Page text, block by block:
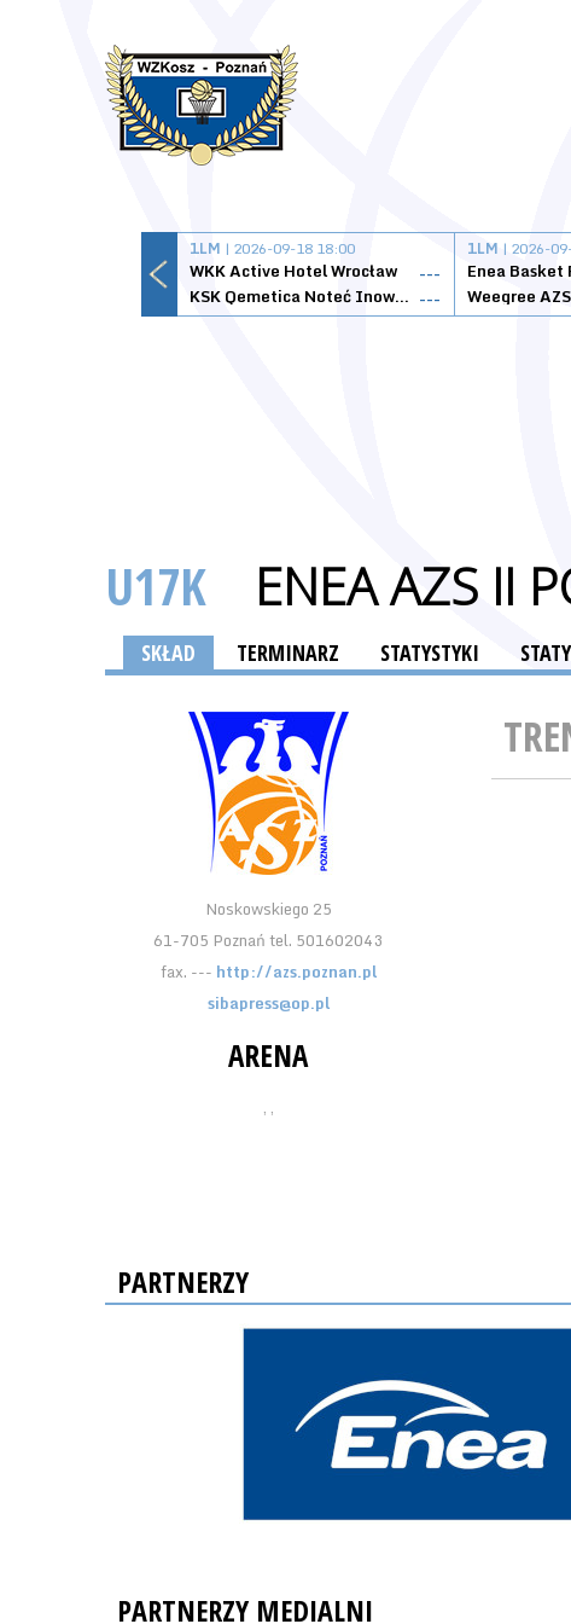
1LM | 2026-09-18 18:00
WKK Active Hotel Wrocław
---
KSK Qemetica Noteć Inowrocław ---
1LM | 2026-
Enea Basket
U17K ENEA AZS II
SKŁAD TERMINARZ STATYSTYKI
Noskowskiego 25
61-705 Poznań tel. 501602043
fax. --- http://azs.poznan.pl
sibapress@op.pl
ARENA
, ,
PARTNERZY
PARTNERZY MEDIALNI